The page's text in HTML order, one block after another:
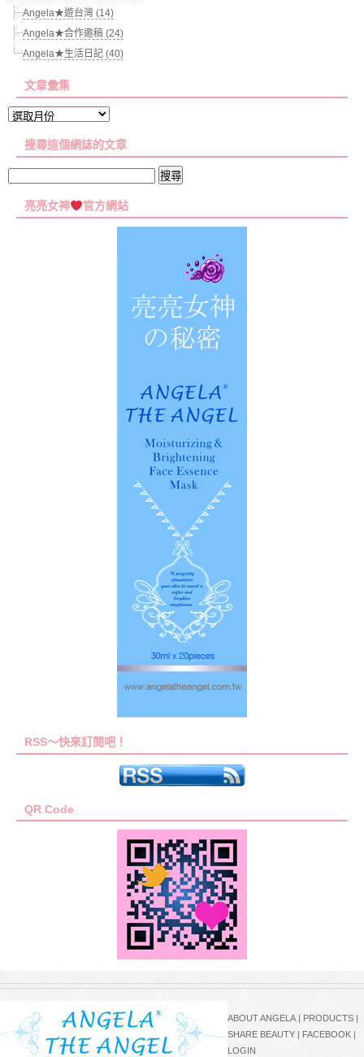
Angela★遊台灣 (14)
Angela★合作邀稿 (24)
Angela★生活日記 (40)
文章彙集
文
彙
搜尋這個網誌的文章
關
亮亮女神 官方網站
RSS～快來訂閱吧！
QR Code
ABOUT ANGELA PRODUCTS
SHARE BEAUTY
FACEBOOK
LOGIN